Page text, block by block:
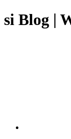
si Blog |